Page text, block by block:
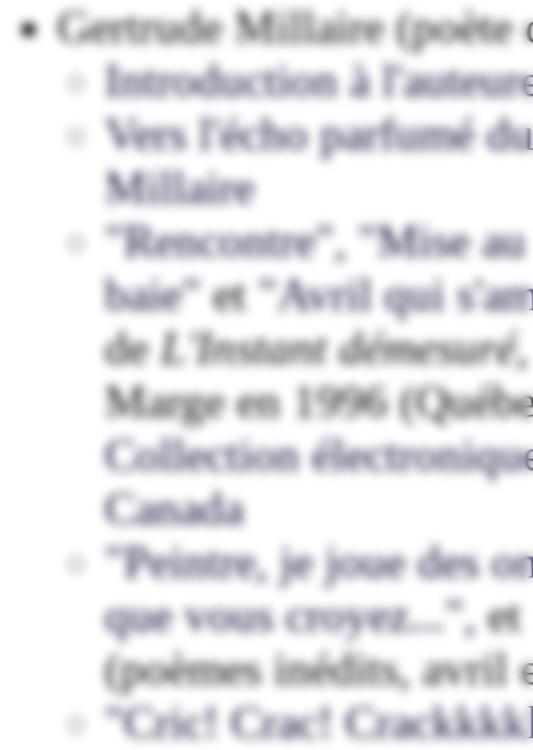
Gertrude Millaire (poète
Introduction à
Vers l'écho parfumé
Millaire
"Rencontre", "Mise
baie"et"Avril qui
deL'Instant
Marge en 1996
Collection
Canada
"Peintre, je joue des
que vous croyez...",et
(poèmes inédits, avril
"Cric! Crac!